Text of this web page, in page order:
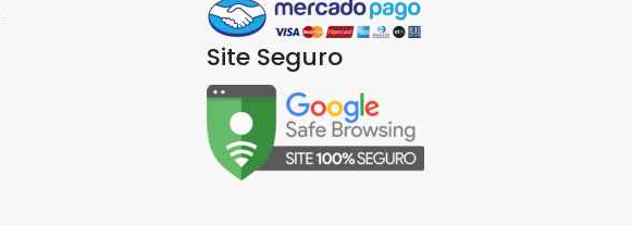
Site Seguro